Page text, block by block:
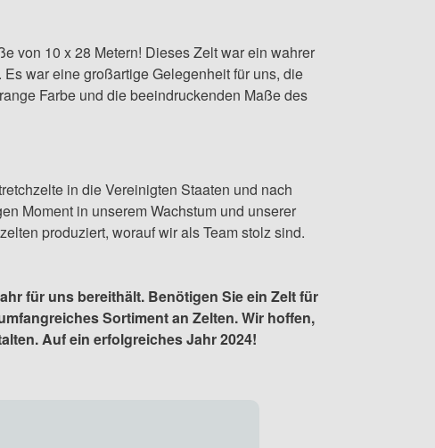
von 10 x 28 Metern! Dieses Zelt war ein wahrer
war eine großartige Gelegenheit für uns, die
Farbe und die beeindruckenden Maße des
in die Vereinigten Staaten und nach
Moment in unserem Wachstum und unserer
produziert, worauf wir als Team stolz sind.
für uns bereithält. Benötigen Sie ein Zelt für
Sortiment an Zelten. Wir hoffen,
Auf ein erfolgreiches Jahr 2024!